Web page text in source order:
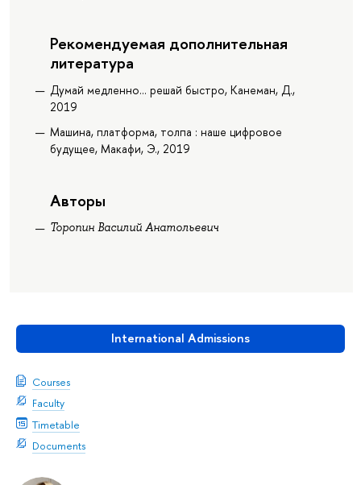
International Admissions
Courses
Faculty
Timetable
Documents
Рекомендуемая дополнительная
литература
Думай медленно... решай быстро, Канеман, Д.,
2019
Машина, платформа, толпа : наше цифровое
будущее, Макафи, Э., 2019
Авторы
Торопин Василий Анатольевич